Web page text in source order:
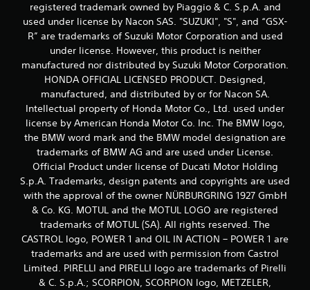
registered trademark owned by Piaggio & C. S.p.A. and
used under license by Nacon SAS. "SUZUKI", "S", and “GSX-
R” are trademarks of Suzuki Motor Corporation and used
under license. However, this product is neither
manufactured nor distributed by Suzuki Motor Corporation.
HONDA OFFICIAL LICENSED PRODUCT. Designed,
manufactured, and distributed by or for Nacon SA.
Intellectual property of Honda Motor Co., Ltd. used under
license by American Honda Motor Co. Inc. The BMW logo,
the BMW word mark and the BMW model designation are
trademarks of BMW AG and are used under License.
Official Product under license of Ducati Motor Holding
S.p.A. Trademarks, design patents and copyrights are used
with the approval of the owner NÜRBURGRING 1927 GmbH
& Co. KG. MOTUL and the MOTUL LOGO are registered
trademarks of MOTUL (SA). All rights reserved. The
CASTROL logo, POWER 1 and OIL IN ACTION – POWER 1 are
trademarks and are used with permission from Castrol
Limited. PIRELLI and PIRELLI logo are trademarks of Pirelli
& C. S.p.A.; SCORPION, SCORPION logo, METZELER,